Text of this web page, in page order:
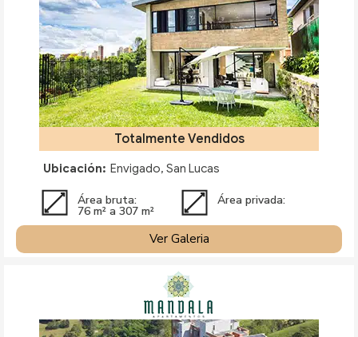
Totalmente Vendidos
Ubicación: Envigado, San Lucas
Área bruta:
76 m² a 307 m²
Área privada:
Ver Galeria